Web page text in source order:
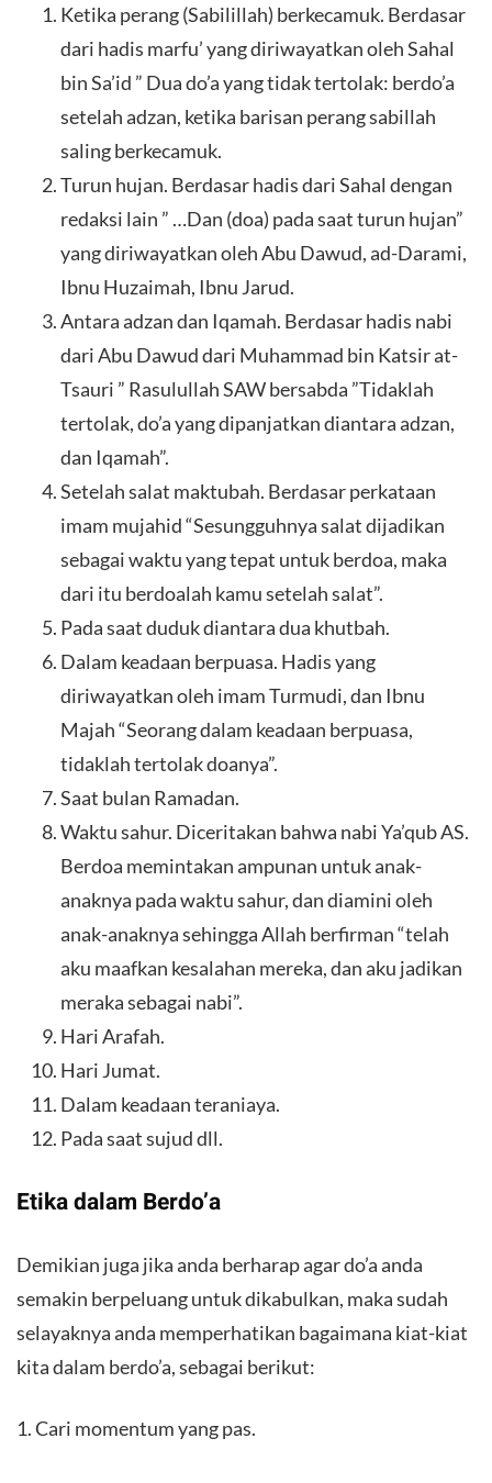
Ketika perang (Sabilillah) berkecamuk. Berdasar
dari hadis marfu’ yang diriwayatkan oleh Sahal
bin Sa’id ” Dua do’a yang tidak tertolak: berdo’a
setelah adzan, ketika barisan perang sabillah
saling berkecamuk.
Turun hujan. Berdasar hadis dari Sahal dengan
redaksi lain ” …Dan (doa) pada saat turun hujan”
yang diriwayatkan oleh Abu Dawud, ad-Darami,
Ibnu Huzaimah, Ibnu Jarud.
Antara adzan dan Iqamah. Berdasar hadis nabi
dari Abu Dawud dari Muhammad bin Katsir at-
Tsauri ” Rasulullah SAW bersabda ”Tidaklah
tertolak, do’a yang dipanjatkan diantara adzan,
dan Iqamah”.
Setelah salat maktubah. Berdasar perkataan
imam mujahid “Sesungguhnya salat dijadikan
sebagai waktu yang tepat untuk berdoa, maka
dari itu berdoalah kamu setelah salat”.
Pada saat duduk diantara dua khutbah.
Dalam keadaan berpuasa. Hadis yang
diriwayatkan oleh imam Turmudi, dan Ibnu
Majah “Seorang dalam keadaan berpuasa,
tidaklah tertolak doanya”.
Saat bulan Ramadan.
Waktu sahur. Diceritakan bahwa nabi Ya’qub AS.
Berdoa memintakan ampunan untuk anak-
anaknya pada waktu sahur, dan diamini oleh
anak-anaknya sehingga Allah berfirman “telah
aku maafkan kesalahan mereka, dan aku jadikan
meraka sebagai nabi”.
Hari Arafah.
Hari Jumat.
Dalam keadaan teraniaya.
Pada saat sujud dll.
Etika dalam Berdo’a
Demikian juga jika anda berharap agar do’a anda
semakin berpeluang untuk dikabulkan, maka sudah
selayaknya anda memperhatikan bagaimana kiat-kiat
kita dalam berdo’a, sebagai berikut:
1. Cari momentum yang pas.